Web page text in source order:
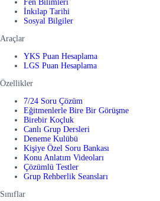
Fen Bilimleri
İnkılap Tarihi
Sosyal Bilgiler
Araçlar
YKS Puan Hesaplama
LGS Puan Hesaplama
Özellikler
7/24 Soru Çözüm
Eğitmenlerle Bire Bir Görüşme
Birebir Koçluk
Canlı Grup Dersleri
Deneme Kulübü
Kişiye Özel Soru Bankası
Konu Anlatım Videoları
Çözümlü Testler
Grup Rehberlik Seansları
Sınıflar